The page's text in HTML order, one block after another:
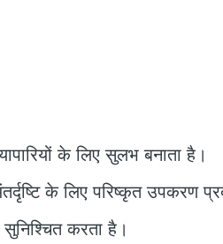
के लिए सुलभ बनाता है।
के लिए परिष्कृत उपकरण
सुनिश्चित करता है।